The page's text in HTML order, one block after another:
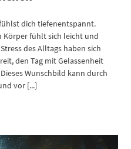
dich tiefenentspannt.
Körper fühlt sich leicht und
des Alltags haben sich
den Tag mit Gelassenheit
Wunschbild kann durch
vor [...]